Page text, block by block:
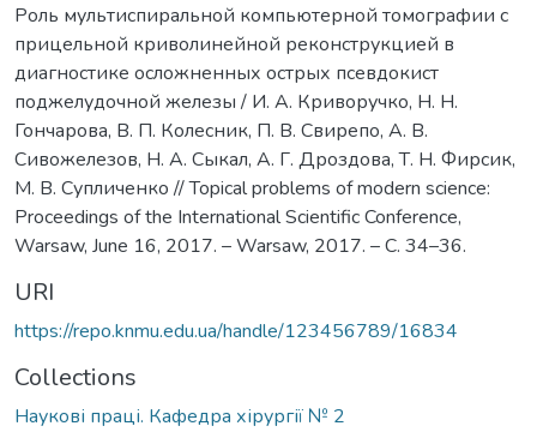
Роль мультиспиральной компьютерной томографии с
прицельной криволинейной реконструкцией в
диагностике осложненных острых псевдокист
поджелудочной железы / И. А. Криворучко, Н. Н.
Гончарова, В. П. Колесник, П. В. Свирепо, А. В.
Сивожелезов, Н. А. Сыкал, А. Г. Дроздова, Т. Н. Фирсик,
М. В. Супличенко // Topical problems of modern science:
Proceedings of the International Scientific Conference,
Warsaw, June 16, 2017. – Warsaw, 2017. – С. 34–36.
URI
https://repo.knmu.edu.ua/handle/123456789/16834
Collections
Наукові праці. Кафедра хірургії № 2